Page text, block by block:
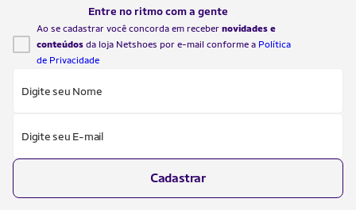
tração, amortecimento e […]
Entre no ritmo com a gente
Ao se cadastrar você concorda em receber novidades e
conteúdos da loja Netshoes por e-mail conforme a Política
de Privacidade
Digite seu Nome
Digite seu E-mail
Cadastrar